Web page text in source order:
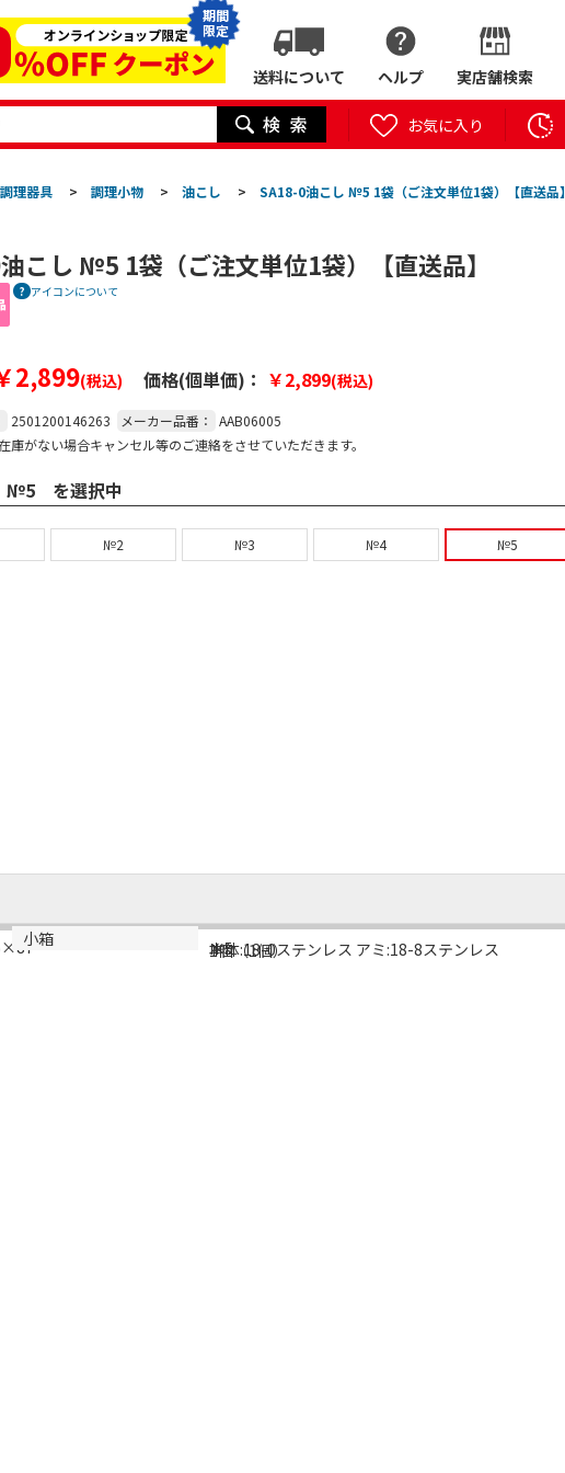
期間
限定
送料について ヘルプ 実店舗検索
お気に入り
調理器具 > 調理小物 > 油こし > SA18-0油こし №5 1袋（ご注文単位1袋）【直送品】
こし №5 1袋（ご注文単位1袋）【直送品】
アイコンについて
2,899(税込) 価格(個単価)： ￥2,899(税込)
2501200146263 メーカー品番：
AAB06005
庫がない場合キャンセル等のご連絡をさせていただきます。
№5 を選択中
№2 №3 №4 №5
規格
№5
材質
本体:18-0ステンレス アミ:18-8ステンレス
小箱
1個（1個）